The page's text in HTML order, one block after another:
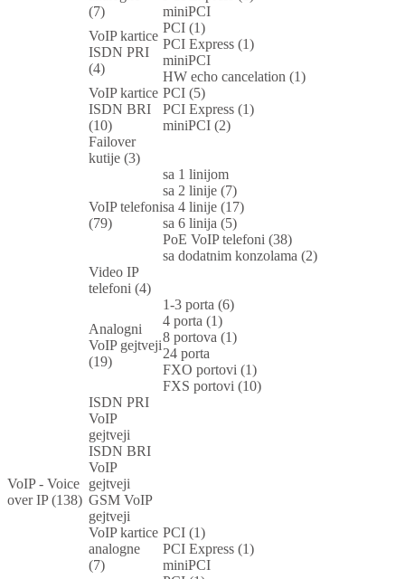
(7)
miniPCI
VoIP kartice
ISDN PRI
(4)
PCI (1)
PCI Express (1)
miniPCI
HW echo cancelation (1)
VoIP kartice
ISDN BRI
(10)
PCI (5)
PCI Express (1)
miniPCI (2)
Failover
kutije (3)
VoIP - Voice
over IP (138)
VoIP telefoni
(79)
sa 1 linijom
sa 2 linije (7)
sa 4 linije (17)
sa 6 linija (5)
PoE VoIP telefoni (38)
sa dodatnim konzolama (2)
Video IP
telefoni (4)
Analogni
VoIP gejtveji
(19)
1-3 porta (6)
4 porta (1)
8 portova (1)
24 porta
FXO portovi (1)
FXS portovi (10)
ISDN PRI
VoIP
gejtveji
ISDN BRI
VoIP
gejtveji
GSM VoIP
gejtveji
VoIP kartice
analogne
(7)
PCI (1)
PCI Express (1)
miniPCI